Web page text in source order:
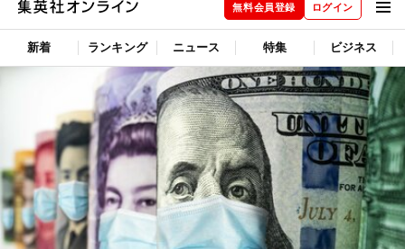
無料会員登録 ログイン
新着 ランキング ニュース 特集 ビジネス